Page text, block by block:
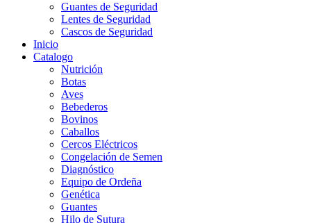
Guantes de Seguridad
Lentes de Seguridad
Cascos de Seguridad
Inicio
Catalogo
Nutrición
Botas
Aves
Bebederos
Bovinos
Caballos
Cercos Eléctricos
Congelación de Semen
Diagnóstico
Equipo de Ordeña
Genética
Guantes
Hilo de Sutura